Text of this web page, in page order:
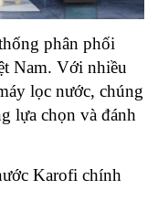
phân phối
Nam. Với nhiều
lọc nước, chúng
lựa chọn và đánh
Karofi chính